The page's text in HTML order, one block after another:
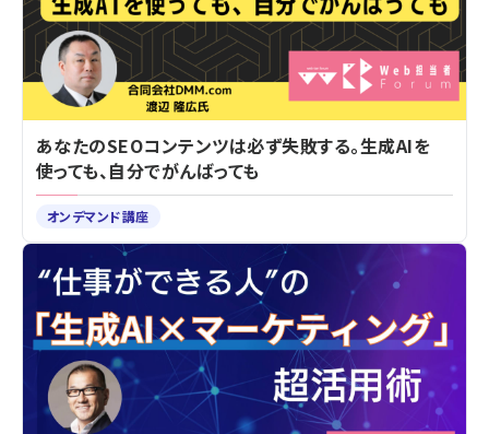
あなたのSEOコンテンツは必ず失敗する。生成AIを
使っても、自分でがんばっても
オンデマンド講座